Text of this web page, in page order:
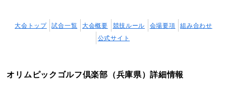
大会トップ 試合一覧 大会概要 競技ルール 会場要項
組み合わせ
公式サイト
オリムピックゴルフ倶楽部（兵庫県）詳細情報